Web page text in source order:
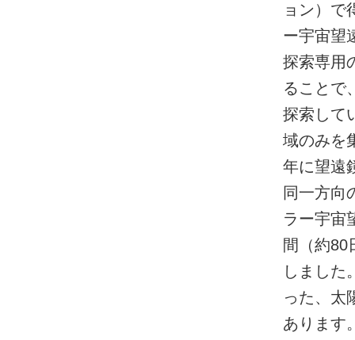
ョン）で
ー宇宙望
探索専用
ることで
探索して
域のみを
年に望遠
同一方向
ラー宇宙
間（約80
しました
った、太
あります